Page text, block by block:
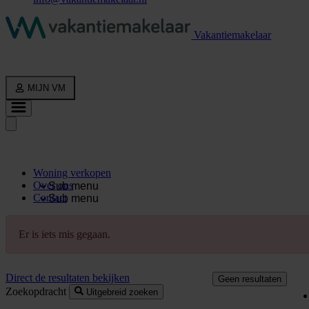
Vakantiemakelaar
MIJN VM
Woning verkopen
Sub menu
Over ons
Sub menu
Contact
Er is iets mis gegaan.
Direct de resultaten bekijken
Zoekopdracht
Uitgebreid zoeken
Geen resultaten